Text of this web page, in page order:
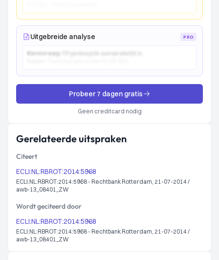
Uitgebreide analyse PRO
Kernvraag:
Probeer 7 dagen gratis
Geen creditcard nodig
Gerelateerde uitspraken
Citeert
ECLI:NL:RBROT:2014:5968
ECLI:NL:RBROT:2014:5968 - Rechtbank Rotterdam, 21-07-2014 /
awb-13_08401_ZW
Wordt geciteerd door
ECLI:NL:RBROT:2014:5968
ECLI:NL:RBROT:2014:5968 - Rechtbank Rotterdam, 21-07-2014 /
awb-13_08401_ZW